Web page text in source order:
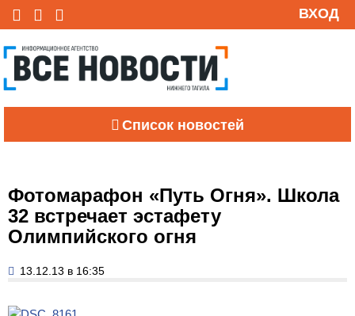
ВХОД
Список новостей
Фотомарафон «Путь Огня». Школа
32 встречает эстафету
Олимпийского огня
13.12.13 в 16:35